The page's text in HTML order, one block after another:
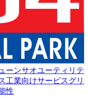
ーンサオユーティリテ
工業向けサービスグリ
性